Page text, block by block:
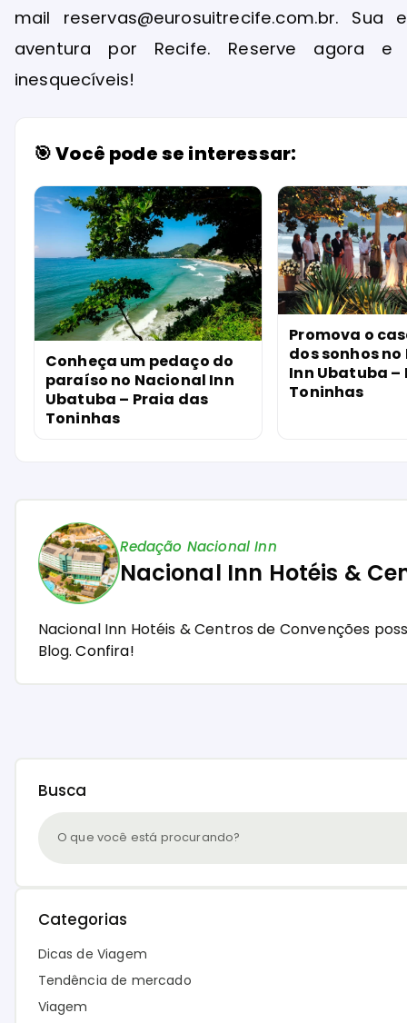
mail reservas@eurosuitrecife.com.br.
aventura por Recife. Reserve agora e
inesquecíveis!
🎯 Você pode se interessar:
Conheça um pedaço do
paraíso no Nacional Inn
Ubatuba – Praia das
Toninhas
Promova o
dos sonhos
Inn Ubatuba –
Toninhas
Redação Nacional Inn
Nacional Inn Hotéis &
Nacional Inn Hotéis & Centros de Convenções
Blog.Confira!
Busca
Categorias
Dicas de Viagem
Tendência de mercado
Viagem